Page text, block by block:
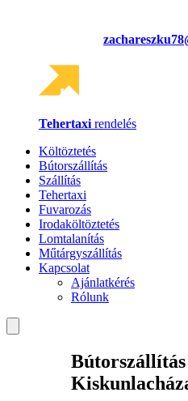
Tehertaxi rendelés
Költöztetés
Bútorszállítás
Szállítás
Tehertaxi
Fuvarozás
Irodaköltöztetés
Lomtalanítás
Műtárgyszállítás
Kapcsolat
Ajánlatkérés
Rólunk
Bútorszállítás